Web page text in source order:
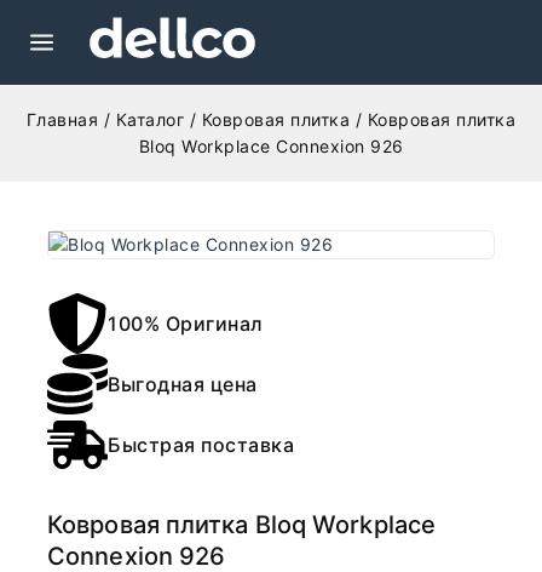
Главная / Каталог / Ковровая плитка / Ковровая плитка
Bloq Workplace Connexion 926
100% Оригинал
Выгодная цена
Быстрая поставка
Ковровая плитка Bloq Workplace
Connexion 926